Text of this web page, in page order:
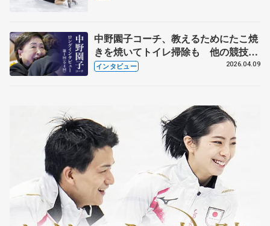
中野園子コーチ、教えるためにたこ焼
きを焼いてトイレ掃除も 他の競技に
も通用するという坂本花織の筋肉
インタビュー 2026.04.09